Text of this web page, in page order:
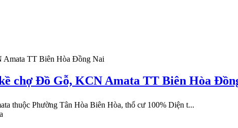
chợ Đồ Gỗ, KCN Amata TT Biên Hòa
thuộc Phường Tân Hòa Biên Hòa, thổ cư 100% Diện t...